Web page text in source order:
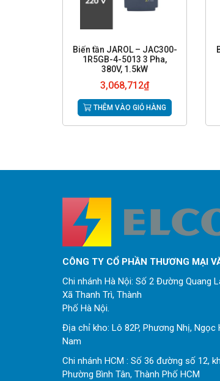
Biến tần JAROL – JAC300-
1R5GB-4-5013 3 Pha,
380V, 1.5kW
3,068,712₫
THÊM VÀO GIỎ HÀNG
CÔNG TY CỔ PHẦN THƯƠNG MẠI
Chi nhánh Hà Nội: Số 2 Đường Quang
Xã Thanh Trì, Thành
Phố Hà Nội.
Địa chỉ kho: Lô 82P, Phương Nhị, Ngọc
Nam
Chi nhánh HCM : Số 36 đường số 12,
Phường Bình Tân, Thành Phố HCM